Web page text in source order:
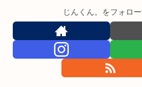
じんくん。をフォロ